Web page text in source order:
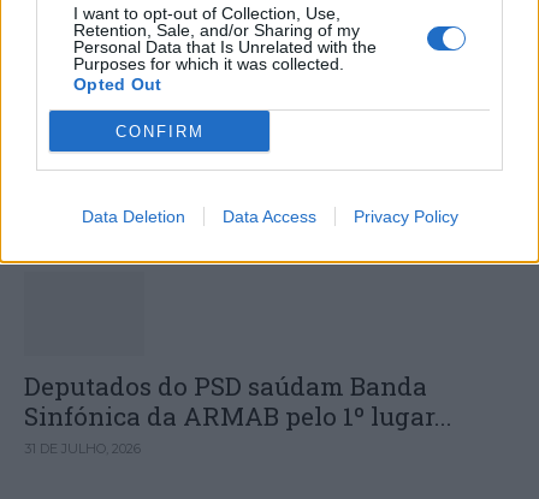
I want to opt-out of Collection, Use,
Retention, Sale, and/or Sharing of my
Personal Data that Is Unrelated with the
Purposes for which it was collected.
Opted Out
CONFIRM
Data Deletion Data Access Privacy Policy
Colheita de sangue regressa ao
Hospital Sousa Martins durante o mês
de agosto
DESTAQUES
Deputados do PSD saúdam Banda
Sinfónica da ARMAB pelo 1º lugar...
31 DE JULHO, 2026